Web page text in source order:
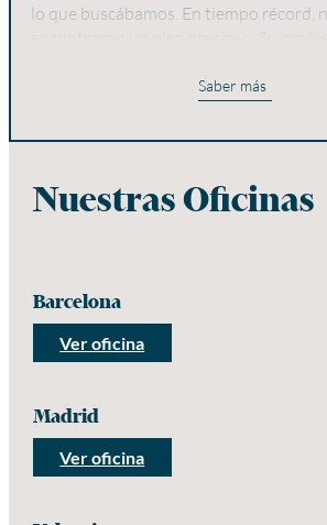
lo que buscábamos. En tiempo récord,
distinguen. ¡Excelente trabajo!
Saber más
Nuestras Oficinas
Barcelona
Ver oficina
Madrid
Ver oficina